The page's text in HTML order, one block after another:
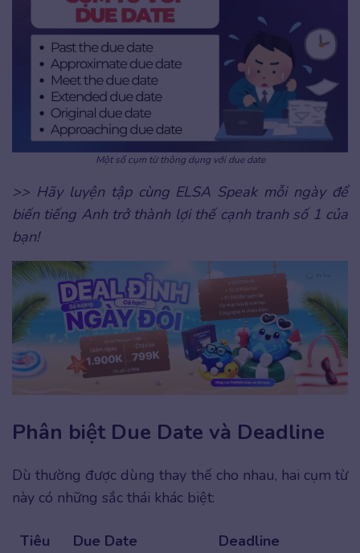
Một số cụm từ thông dụng với due date
>> Hãy luyện tập cùng ELSA Speak mỗi ngày để
biến tiếng Anh trở thành lợi thế cạnh tranh số 1 của
bạn!
Phân biệt Due Date và Deadline
Dù thường được dùng thay thế cho nhau, hai cụm từ
này có những sắc thái khác biệt:
Tiêu
Due Date Deadline